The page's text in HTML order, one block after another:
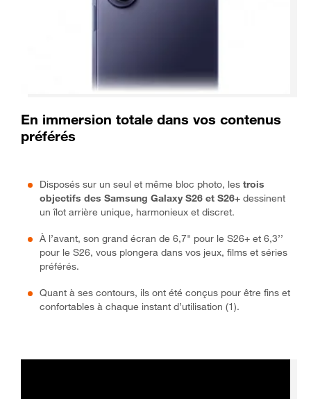
En immersion totale dans vos contenus
préférés
Disposés sur un seul et même bloc photo, les trois
objectifs des Samsung Galaxy S26 et S26+ dessinent
un îlot arrière unique, harmonieux et discret.
À l’avant, son grand écran de 6,7" pour le S26+ et 6,3’’
pour le S26, vous plongera dans vos jeux, films et séries
préférés.
Quant à ses contours, ils ont été conçus pour être fins et
confortables à chaque instant d’utilisation (1).